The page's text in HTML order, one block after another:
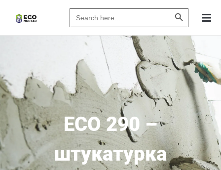
Search
for:
Search
ECO 290 –
штукатурка